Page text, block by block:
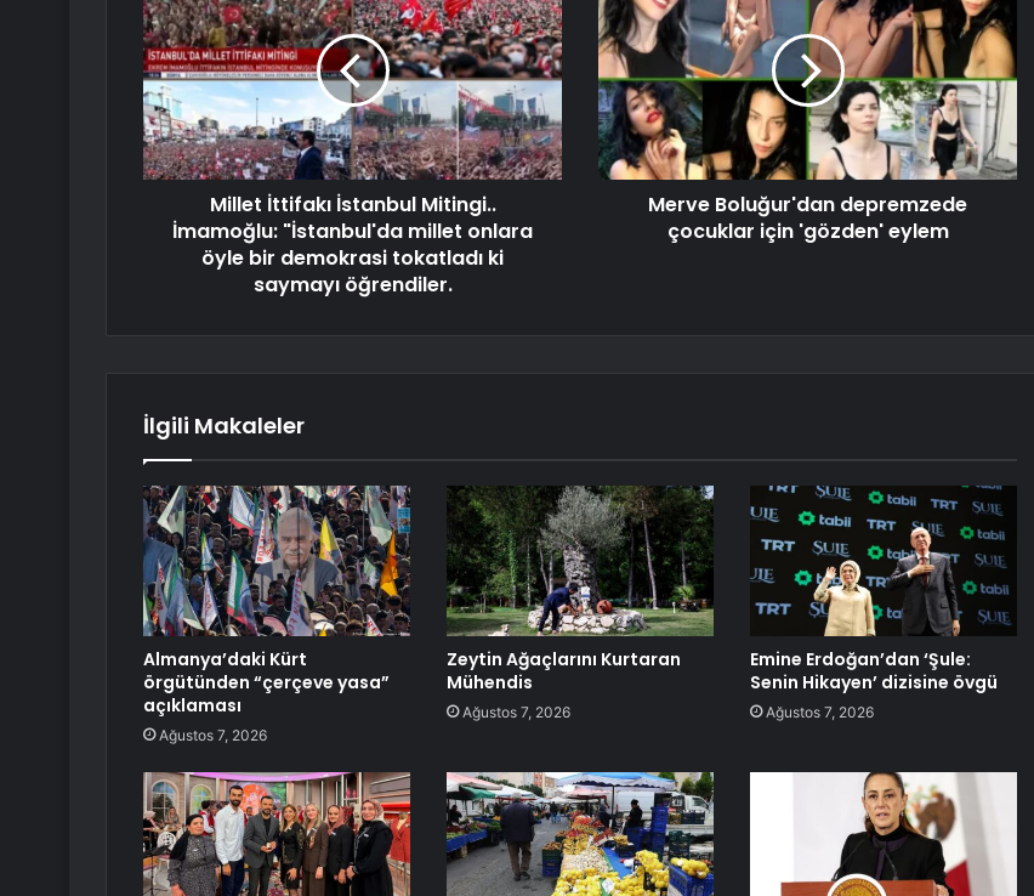
Millet İttifakı İstanbul Mitingi..
İmamoğlu: "İstanbul'da millet onlara
öyle bir demokrasi tokatladı ki
saymayı öğrendiler.
Merve Boluğur'dan depremzede
çocuklar için 'gözden' eylem
İlgili Makaleler
Almanya’daki Kürt
örgütünden “çerçeve yasa”
açıklaması
Ağustos 7, 2026
Zeytin Ağaçlarını Kurtaran
Mühendis
Ağustos 7, 2026
Emine Erdoğan’dan ‘Şule:
Senin Hikayen’ dizisine övgü
Ağustos 7, 2026